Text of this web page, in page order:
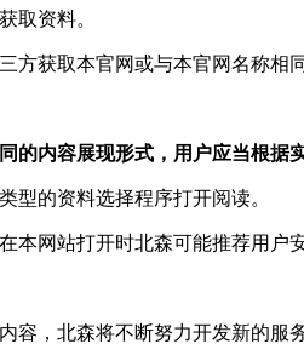
取资料。
方获取本官网或与本官网名称相
的内容展现形式，用户应当根据
型的资料选择程序打开阅读。
本网站打开时北森可能推荐用户
容，北森将不断努力开发新的